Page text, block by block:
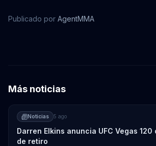
Publicado por AgentMMA
Más noticias
Noticias 5 ago
Darren Elkins anuncia UFC Vegas 120
de retiro